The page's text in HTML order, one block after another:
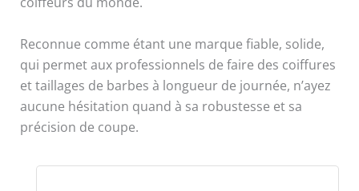
Reconnue comme étant une marque fiable, solide,
qui permet aux professionnels de faire des coiffures
et taillages de barbes à longueur de journée, n’ayez
aucune hésitation quand à sa robustesse et sa
précision de coupe.